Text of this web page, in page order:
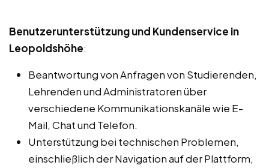
Benutzerunterstützung und Kundenservice in
Leopoldshöhe:
Beantwortung von Anfragen von Studierenden,
Lehrenden und Administratoren über
verschiedene Kommunikationskanäle wie E-
Mail, Chat und Telefon.
Unterstützung bei technischen Problemen,
einschließlich der Navigation auf der Plattform,